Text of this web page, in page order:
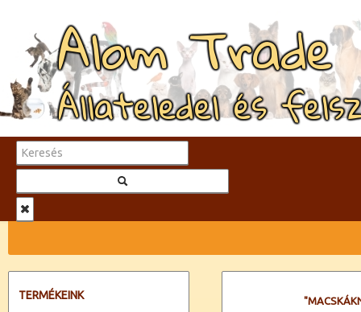
Alom Trade
Állateledel és
TERMÉKEINK